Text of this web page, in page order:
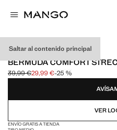
Saltar al contenido principal
PERFORMANCE
BERMUDA COMFORT
Precio inicial tachado [39,99 € ]
39,99 €
Precio actual [29,99 € ]
29,99 €-25 %
Selecciona un color
VER
ENVÍO GRATIS A TIENDA